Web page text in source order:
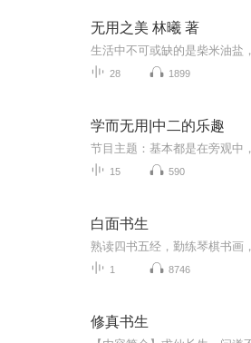
无用之美 林曦 著
28 1899
学而无用|中二的乐趣
15 590
白面书生
1 8746
修真书生